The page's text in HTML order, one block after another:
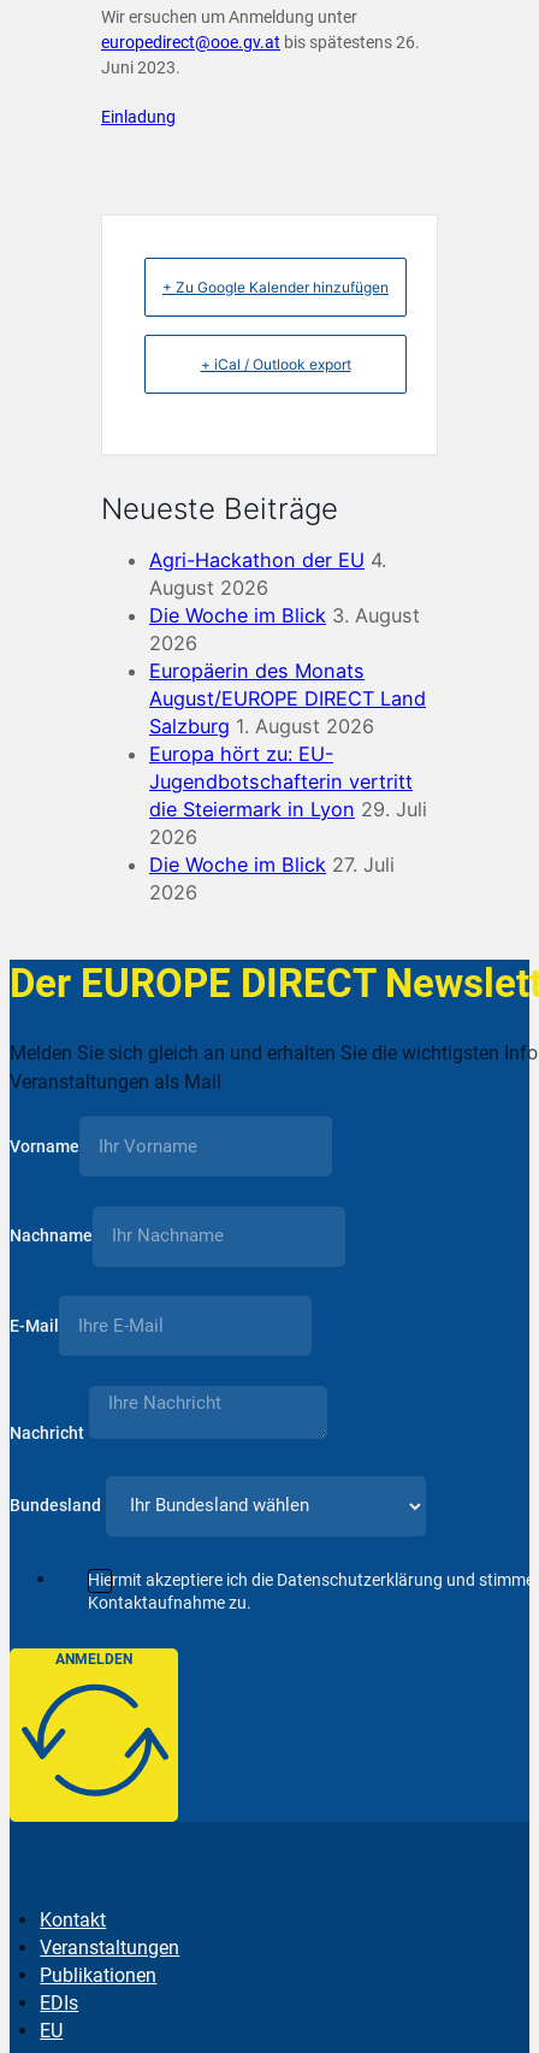
Wir ersuchen um Anmeldung unter
europedirect@ooe.gv.at bis spätestens 26.
Juni 2023.
Einladung
+ Zu Google Kalender hinzufügen
+ iCal / Outlook export
Neueste Beiträge
Agri-Hackathon der EU 4.
August 2026
Die Woche im Blick 3. August
2026
Europäerin des Monats
August/EUROPE DIRECT Land
Salzburg 1. August 2026
Europa hört zu: EU-
Jugendbotschafterin vertritt
die Steiermark in Lyon 29. Juli
2026
Die Woche im Blick 27. Juli
2026
Der EUROPE DIRECT
Melden Sie sich gleich an und erhalten Sie die wichtigsten
Veranstaltungen als Mail
Vorname
Nachname
E-Mail
Nachricht
Bundesland
Hiermit akzeptiere ich die Datenschutzerklärung und
Kontaktaufnahme zu.
ANMELDEN
Kontakt
Veranstaltungen
Publikationen
EDIs
EU